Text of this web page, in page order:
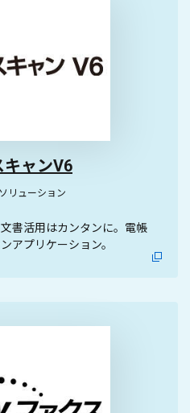
キャンV6
リューション
書活用はカンタンに。電帳
アプリケーション。